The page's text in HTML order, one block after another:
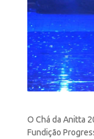
O Chá da Anitta
Fundição